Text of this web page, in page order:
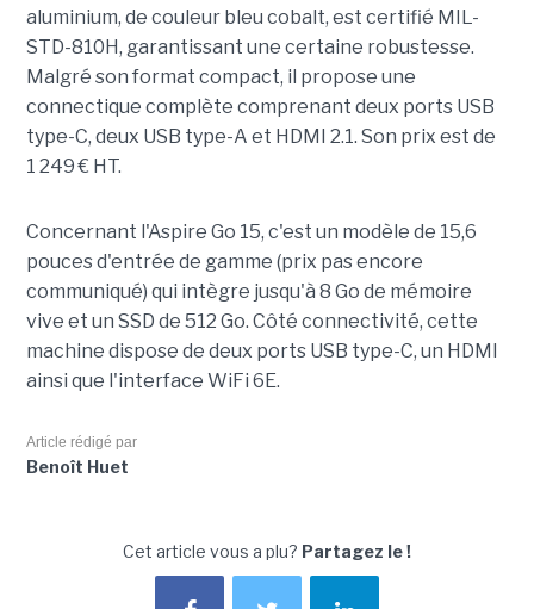
aluminium, de couleur bleu cobalt, est certifié MIL-
STD-810H, garantissant une certaine robustesse.
Malgré son format compact, il propose une
connectique complète comprenant deux ports USB
type-C, deux USB type-A et HDMI 2.1. Son prix est de
1 249 € HT.
Concernant l'Aspire Go 15, c'est un modèle de 15,6
pouces d'entrée de gamme (prix pas encore
communiqué) qui intègre jusqu'à 8 Go de mémoire
vive et un SSD de 512 Go. Côté connectivité, cette
machine dispose de deux ports USB type-C, un HDMI
ainsi que l'interface WiFi 6E.
Article rédigé par
Benoît Huet
Cet article vous a plu? Partagez le !